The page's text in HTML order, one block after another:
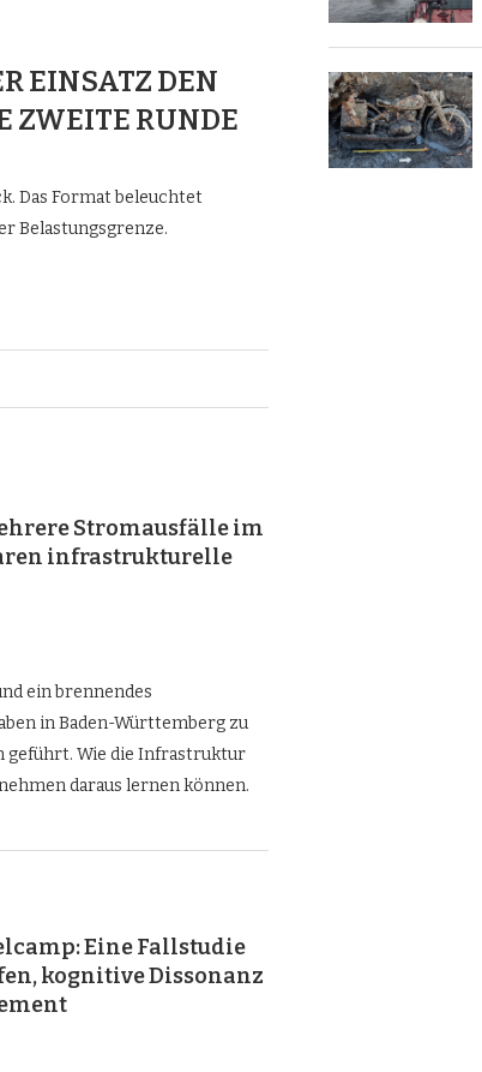
EINSATZ DEN
ZWEITE RUNDE
Das Format beleuchtet
Belastungsgrenze.
Stromausfälle im
infrastrukturelle
ein brennendes
in Baden-Württemberg zu
geführt. Wie die Infrastruktur
daraus lernen können.
Eine Fallstudie
kognitive Dissonanz